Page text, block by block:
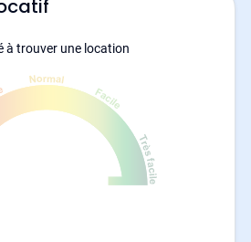
à trouver une location